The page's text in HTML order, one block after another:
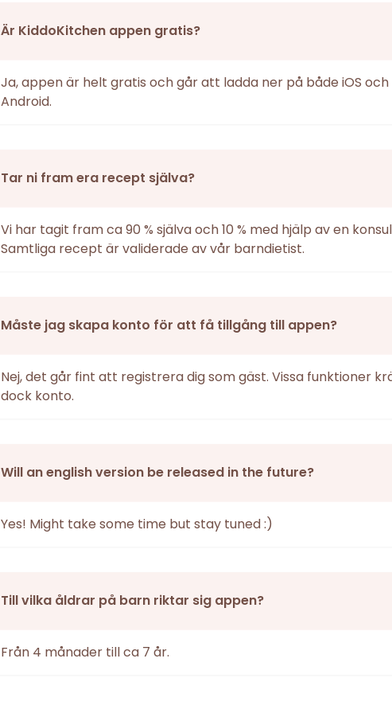
Är KiddoKitchen appen gratis?
Ja, appen är helt gratis och går att ladda ner på både iOS och
Android.
Tar ni fram era recept själva?
Vi har tagit fram ca 90 % själva och 10 % med hjälp av en
Samtliga recept är validerade av vår barndietist.
Måste jag skapa konto för att få tillgång till appen?
Nej, det går fint att registrera dig som gäst. Vissa funktioner
dock konto.
Will an english version be released in the future?
Yes! Might take some time but stay tuned :)
Till vilka åldrar på barn riktar sig appen?
Från 4 månader till ca 7 år.